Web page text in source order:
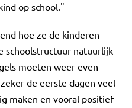
op school."
hoe ze de kinderen
schoolstructuur natuurlijk
moeten weer even
de eerste dagen veel
maken en vooral positief